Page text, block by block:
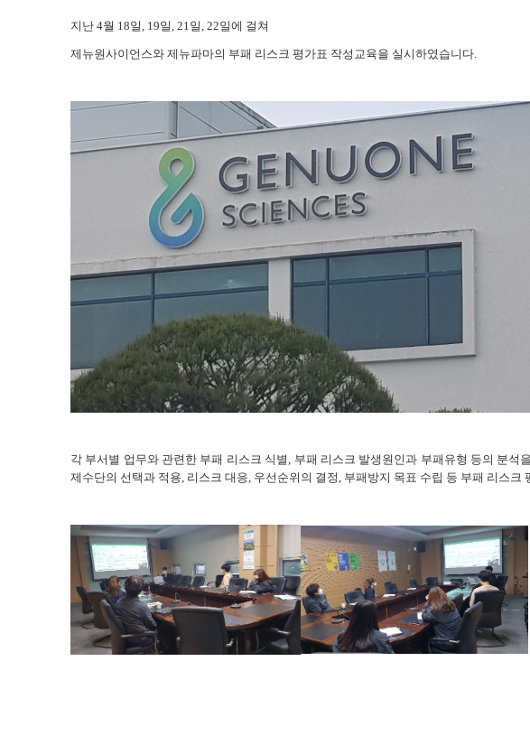
지난 4월 18일, 19일, 21일, 22일에 걸쳐
제뉴원사이언스와 제뉴파마의 부패 리스크 평가표 작성교육을 실시하였습니다.
각 부서별 업무와 관련한 부패 리스크 식별, 부패 리스크 발생원인과 부패유형 등의 분
제수단의 선택과 적용, 리스크 대응, 우선순위의 결정, 부패방지 목표 수립 등 부패 리스